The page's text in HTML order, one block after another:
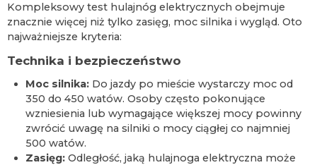
Kompleksowy test hulajnóg elektrycznych obejmuje
znacznie więcej niż tylko zasięg, moc silnika i wygląd. Oto
najważniejsze kryteria:
Technika i bezpieczeństwo
Moc silnika:Do jazdy po mieście wystarczy moc od
350 do 450 watów. Osoby często pokonujące
wzniesienia lub wymagające większej mocy powinny
zwrócić uwagę na silniki o mocy ciągłej co najmniej
500 watów.
Zasięg:Odległość, jaką hulajnoga elektryczna może